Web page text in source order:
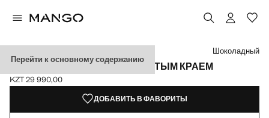
Перейти к основному содержанию
ПЛАТЬЕ КРОШЕ С ФЕСТОНЧАТЫМ КРАЕМ
Текущая цена [KZT 29 990,00 ]
KZT 29 990,00
Выберите цвет
Выбранный цвет: Шоколадный
Шоколадный
ДОБАВИТЬ В ФАВОРИТЫ